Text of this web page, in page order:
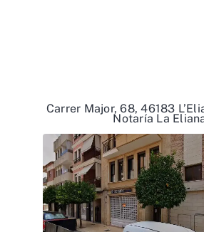
Notaría La
Carrer Major, 68, 46183